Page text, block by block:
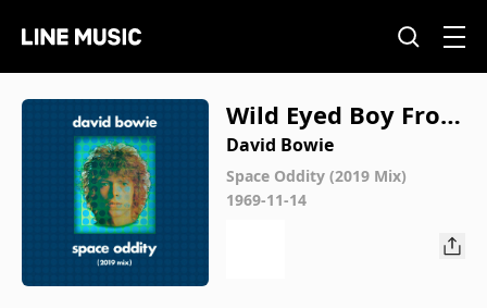
Wild Eyed Boy From
Freecloud (2019 Mi
x)
David Bowie
Space Oddity (2019 Mix)
1969-11-14